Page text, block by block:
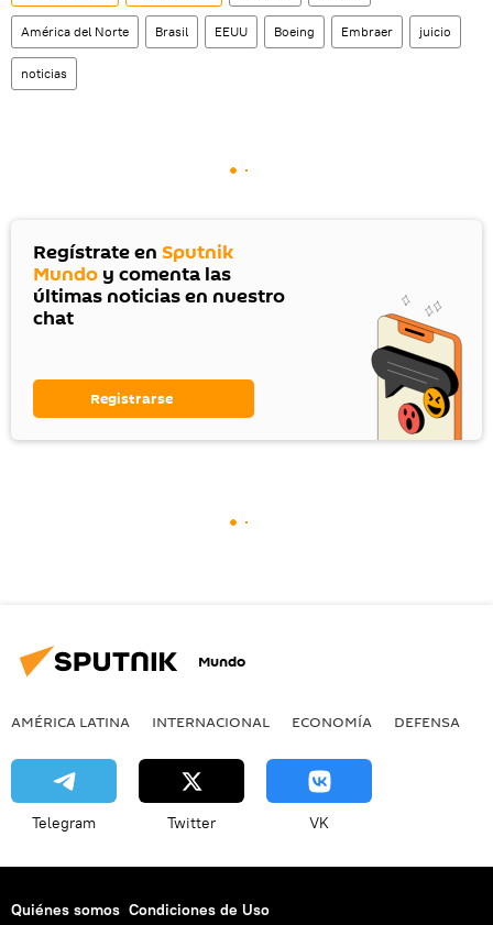
América del Norte Brasil EEUU Boeing Embraer juicio
noticias
Regístrate en Sputnik
Mundo y comenta las
últimas noticias en nuestro
chat
Registrarse
Mundo
AMÉRICA LATINA INTERNACIONAL ECONOMÍA DEFENSA
Telegram Twitter VK
Quiénes somos Condiciones de Uso